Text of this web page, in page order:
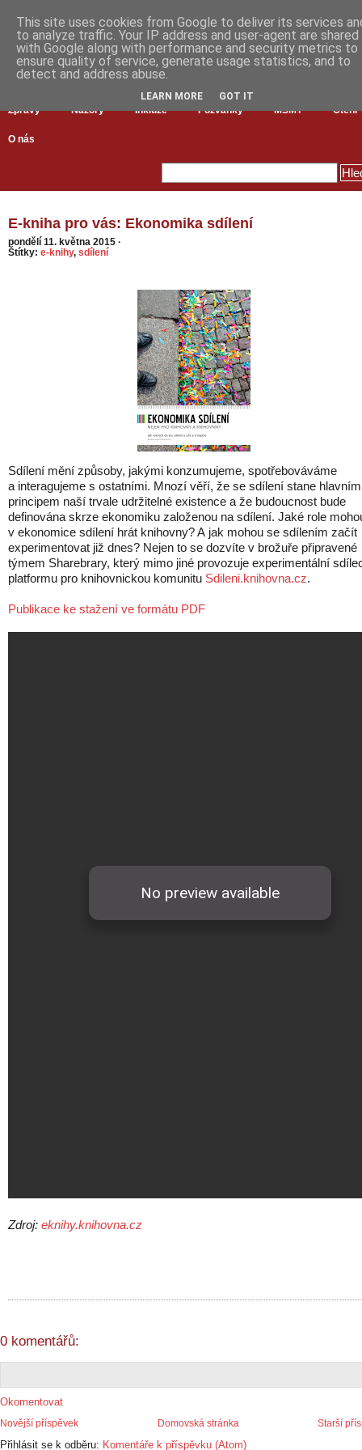
Zprávy Názory Inkluze Pozvánky MŠMT Čtení
O nás
E-kniha pro vás: Ekonomika sdílení
pondělí 11. května 2015 ·
Štítky: e-knihy, sdílení
Sdílení mění způsoby, jakými konzumujeme, spotřebováváme
a interagujeme s ostatními. Mnozí věří, že se sdílení stane hlavním
principem naší trvale udržitelné existence a že budoucnost bude
definována skrze ekonomiku založenou na sdílení. Jaké role
v ekonomice sdílení hrát knihovny? A jak mohou se sdílením začít
experimentovat již dnes? Nejen to se dozvíte v brožuře připravené
týmem Sharebrary, který mimo jiné provozuje experimentální
platformu pro knihovnickou komunitu Sdileni.knihov­na.cz.
Publikace ke stažení ve formátu PDF
Zdroj: eknihy.knihovna.cz
0 komentářů:
Okomentovat
Novější příspěvek Starší
Domovská stránka
Přihlásit se k odběru: Komentáře k příspěvku (Atom)
This site uses cookies from Google to deliver its services
to analyze traffic. Your IP address and user-agent are shared
with Google along with performance and security metrics to
ensure quality of service, generate usage statistics, and to
detect and address abuse.
LEARN MORE GOT IT